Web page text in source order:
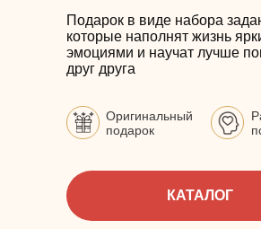
Оригинальный
подарок
Подарок в виде набора
которые наполнят жизнь
эмоциями и научат лучше
друг друга
КАТАЛОГ